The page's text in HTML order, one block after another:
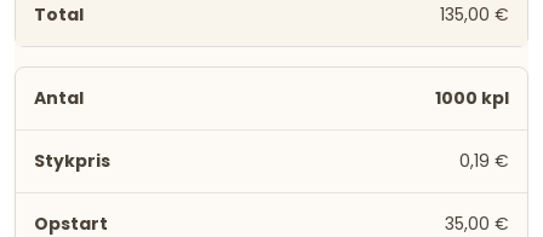
135,00 €
1000 kpl
0,19 €
35,00 €